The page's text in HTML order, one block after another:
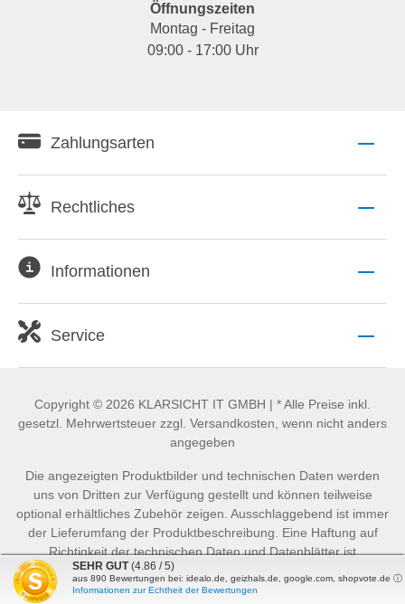
Öffnungszeiten
Montag - Freitag
09:00 - 17:00 Uhr
Zahlungsarten
Rechtliches
Informationen
Service
Copyright © 2026 KLARSICHT IT GMBH | * Alle Preise inkl.
gesetzl. Mehrwertsteuer zzgl. Versandkosten, wenn nicht anders
angegeben
Die angezeigten Produktbilder und technischen Daten werden
uns von Dritten zur Verfügung gestellt und können teilweise
optional erhältliches Zubehör zeigen. Ausschlaggebend ist immer
der Lieferumfang der Produktbeschreibung. Eine Haftung auf
Richtigkeit der technischen Daten und Datenblätter ist
ausgeschlossen.
SEHR GUT (4.86 / 5)
aus 890 Bewertungen bei: idealo.de, geizhals.de, google.com, shopvote.de ⓘ
Informationen zur Echtheit der Bewertungen